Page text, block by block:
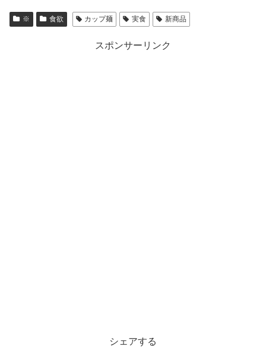
※ 食欲 カップ麺 実食 新商品
スポンサーリンク
シェアする